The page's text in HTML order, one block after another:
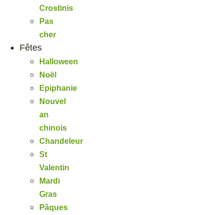
Crostinis
Pas
cher
Fêtes
Halloween
Noël
Epiphanie
Nouvel
an
chinois
Chandeleur
St
Valentin
Mardi
Gras
Pâques